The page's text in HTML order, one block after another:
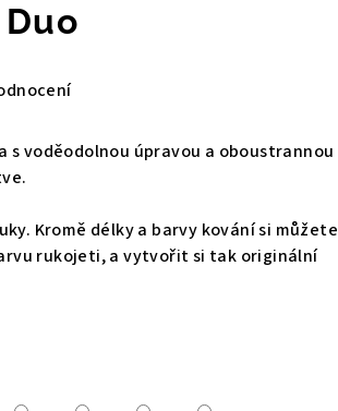
s voděodolnou úpravou a oboustrannou
Kromě délky a barvy kování si můžete
rukojeti, a vytvořit si tak originální